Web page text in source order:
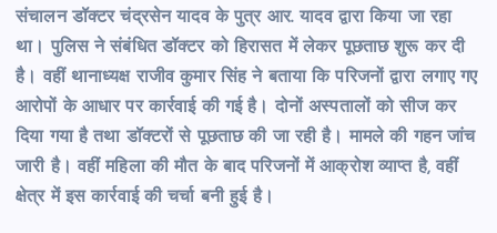
संचालन डॉक्टर चंद्रसेन यादव के पुत्र आर. यादव द्वारा किया जा रहा
था। पुलिस ने संबंधित डॉक्टर को हिरासत में लेकर पूछताछ शुरू कर दी
है। वहीं थानाध्यक्ष राजीव कुमार सिंह ने बताया कि परिजनों द्वारा लगाए गए
आरोपों के आधार पर कार्रवाई की गई है। दोनों अस्पतालों को सीज कर
दिया गया है तथा डॉक्टरों से पूछताछ की जा रही है। मामले की गहन जांच
जारी है। वहीं महिला की मौत के बाद परिजनों में आक्रोश व्याप्त है, वहीं
क्षेत्र में इस कार्रवाई की चर्चा बनी हुई है।